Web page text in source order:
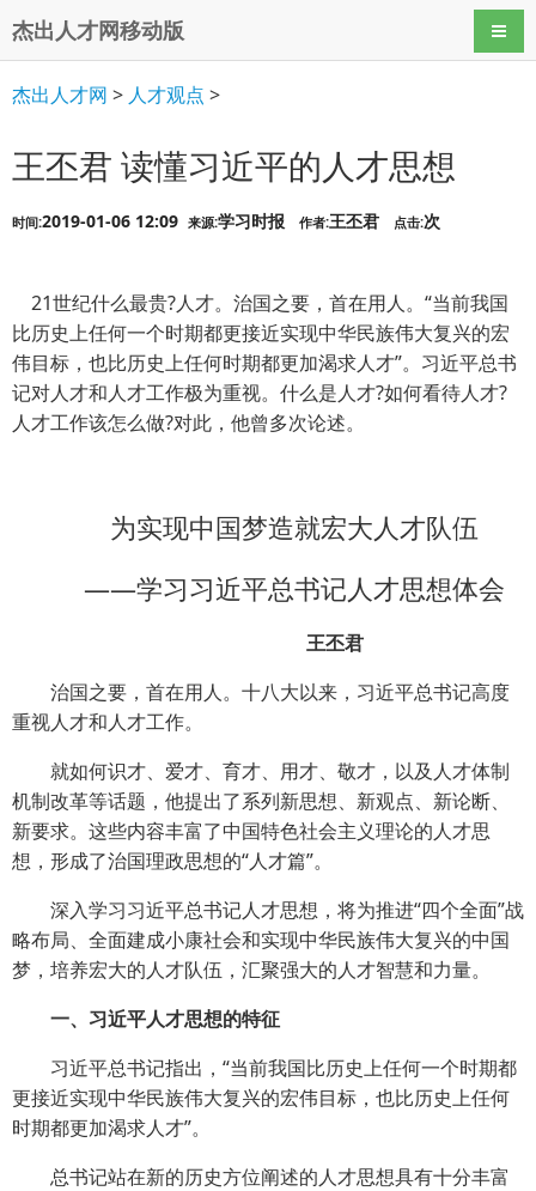
杰出人才网移动版 导航
杰出人才网 > 人才观点 >
王丕君 读懂习近平的人才思想
时间:2019-01-06 12:09 来源:学习时报 作者:王丕君 点击:次
21世纪什么最贵?人才。治国之要，首在用人。“当前我国
比历史上任何一个时期都更接近实现中华民族伟大复兴的宏
伟目标，也比历史上任何时期都更加渴求人才”。习近平总书
记对人才和人才工作极为重视。什么是人才?如何看待人才?
人才工作该怎么做?对此，他曾多次论述。
为实现中国梦造就宏大人才队伍
——学习习近平总书记人才思想体会
王丕君
治国之要，首在用人。 十八大以来，习近平总书记高度
重视人才和人才工作。
就如何识才、爱才、育才、用才、敬才，以及人才体制
机制改革等话题，他提出了系列新思想、新观点、新论断、
新要求。这些内容丰富了中国特色社会主义理论的人才思
想，形成了治国理政思想的“人才篇”。
深入学习习近平总书记人才思想，将为推进“四个全面”战
略布局、全面建成小康社会和实现中华民族伟大复兴的中国
梦，培养宏大的人才队伍，汇聚强大的人才智慧和力量。
一、习近平人才思想的特征
习近平总书记指出，“当前我国比历史上任何一个时期都
更接近实现中华民族伟大复兴的宏伟目标，也比历史上任何
时期都更加渴求人才”。
总书记站在新的历史方位阐述的人才思想具有十分丰富